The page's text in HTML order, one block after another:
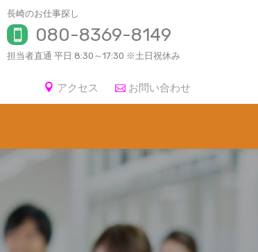
長崎のお仕事探し
080-8369-8149
担当者直通 平日 8:30～17:30 ※土日祝休み
アクセス お問い合わせ